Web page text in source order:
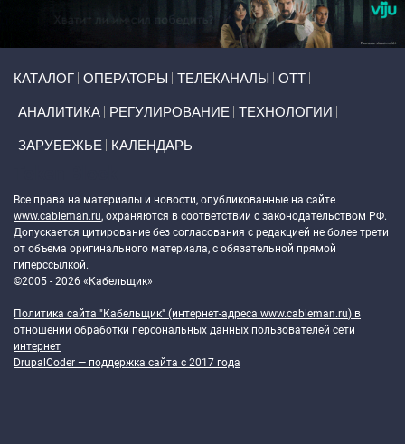
КАТАЛОГ ОПЕРАТОРЫ ТЕЛЕКАНАЛЫ ОТТ
АНАЛИТИКА РЕГУЛИРОВАНИЕ ТЕХНОЛОГИИ
ЗАРУБЕЖЬЕ КАЛЕНДАРЬ
Все права на материалы и новости, опубликованные на сайте
www.cableman.ru, охраняются в соответствии с законодательством РФ.
Допускается цитирование без согласования с редакцией не более трети
от объема оригинального материала, с обязательной прямой
гиперссылкой.
©2005 - 2026 «Кабельщик»
Политика сайта "Кабельщик" (интернет-адреса www.cableman.ru) в
отношении обработки персональных данных пользователей сети
интернет
DrupalCoder — поддержка сайта c 2017 года